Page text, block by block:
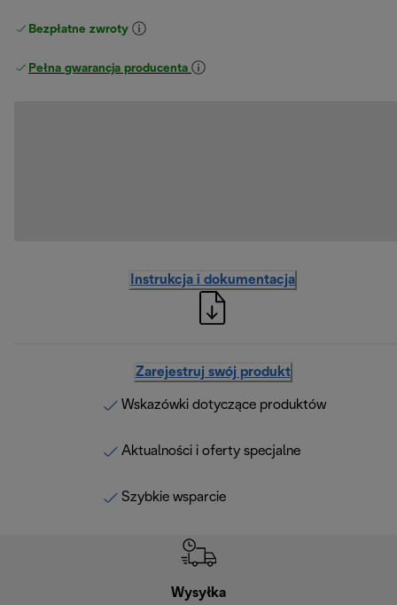
Bezpłatne zwroty
Pełna gwarancja producenta
Instrukcja i dokumentacja
Zarejestruj swój produkt
Wskazówki dotyczące produktów
Aktualności i oferty specjalne
Szybkie wsparcie
Wysyłka